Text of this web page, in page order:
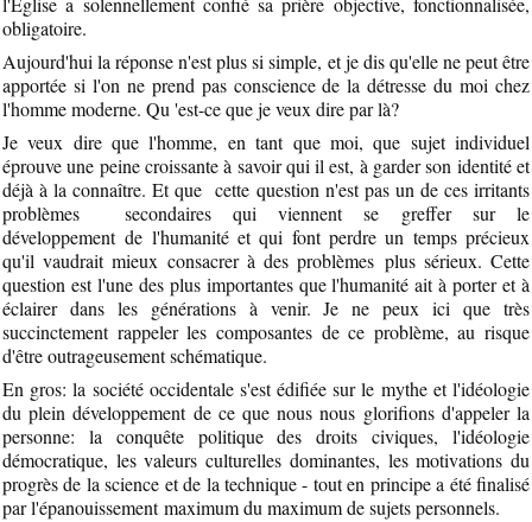
obligatoire.
Aujourd'hui la réponse n'est plus si simple, et je dis qu'elle ne peut être
apportée si l'on ne prend pas conscience de la détresse du moi chez
l'homme moderne. Qu 'est-ce que je veux dire par là?
Je veux dire que l'homme, en tant que moi, que sujet individuel
éprouve une peine croissante à savoir qui il est, à garder son identité et
déjà à la connaître. Et que cette question n'est pas un de ces irritants
problèmes secondaires qui viennent se greffer sur le
développement de l'humanité et qui font perdre un temps précieux
qu'il vaudrait mieux consacrer à des problèmes plus sérieux. Cette
question est l'une des plus importantes que l'humanité ait à porter et à
éclairer dans les générations à venir. Je ne peux ici que très
succinctement rappeler les composantes de ce problème, au risque
d'être outrageusement schématique.
En gros: la société occidentale s'est édifiée sur le mythe et l'idéologie
du plein développement de ce que nous nous glorifions d'appeler la
personne: la conquête politique des droits civiques, l'idéologie
démocratique, les valeurs culturelles dominantes, les motivations du
progrès de la science et de la technique - tout en principe a été finalisé
par l'épanouissement maximum du maximum de sujets personnels.